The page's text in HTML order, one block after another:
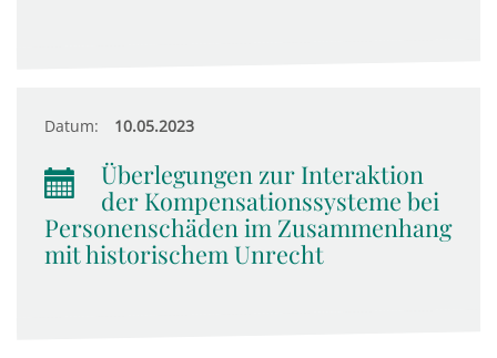
Datum: 10.05.2023
Überlegungen zur Interaktion
der Kompensationssysteme bei
Personenschäden im Zusammenhang
mit historischem Unrecht